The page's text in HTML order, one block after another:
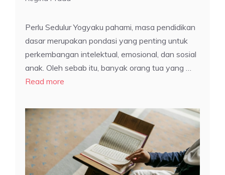
Perlu Sedulur Yogyaku pahami, masa pendidikan
dasar merupakan pondasi yang penting untuk
perkembangan intelektual, emosional, dan sosial
anak. Oleh sebab itu, banyak orang tua yang …
Read more